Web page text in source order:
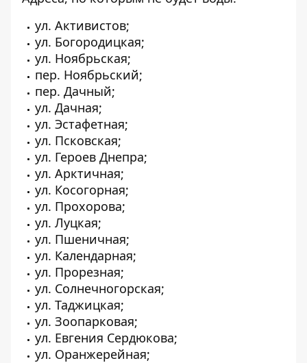
ул. Активистов;
ул. Богородицкая;
ул. Ноябрьская;
пер. Ноябрьский;
пер. Дачный;
ул. Дачная;
ул. Эстафетная;
ул. Псковская;
ул. Героев Днепра;
ул. Арктичная;
ул. Косогорная;
ул. Прохорова;
ул. Луцкая;
ул. Пшеничная;
ул. Календарная;
ул. Прорезная;
ул. Солнечногорская;
ул. Таджицкая;
ул. Зоопарковая;
ул. Евгения Сердюкова;
ул. Оранжерейная;